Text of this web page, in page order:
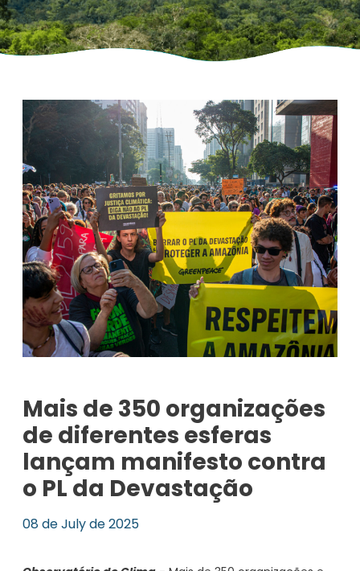
Mais de 350 organizações
de diferentes esferas
lançam manifesto contra
o PL da Devastação
08 de July de 2025